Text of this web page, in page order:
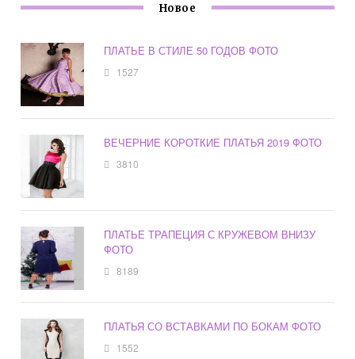
Новое
ПЛАТЬЕ В СТИЛЕ 50 ГОДОВ ФОТО
1527
ВЕЧЕРНИЕ КОРОТКИЕ ПЛАТЬЯ 2019 ФОТО
3810
ПЛАТЬЕ ТРАПЕЦИЯ С КРУЖЕВОМ ВНИЗУ
ФОТО
8189
ПЛАТЬЯ СО ВСТАВКАМИ ПО БОКАМ ФОТО
1552